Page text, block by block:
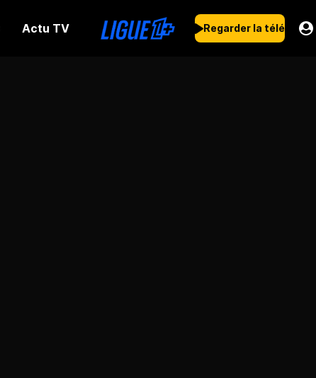
Actu TV Regarder la télé